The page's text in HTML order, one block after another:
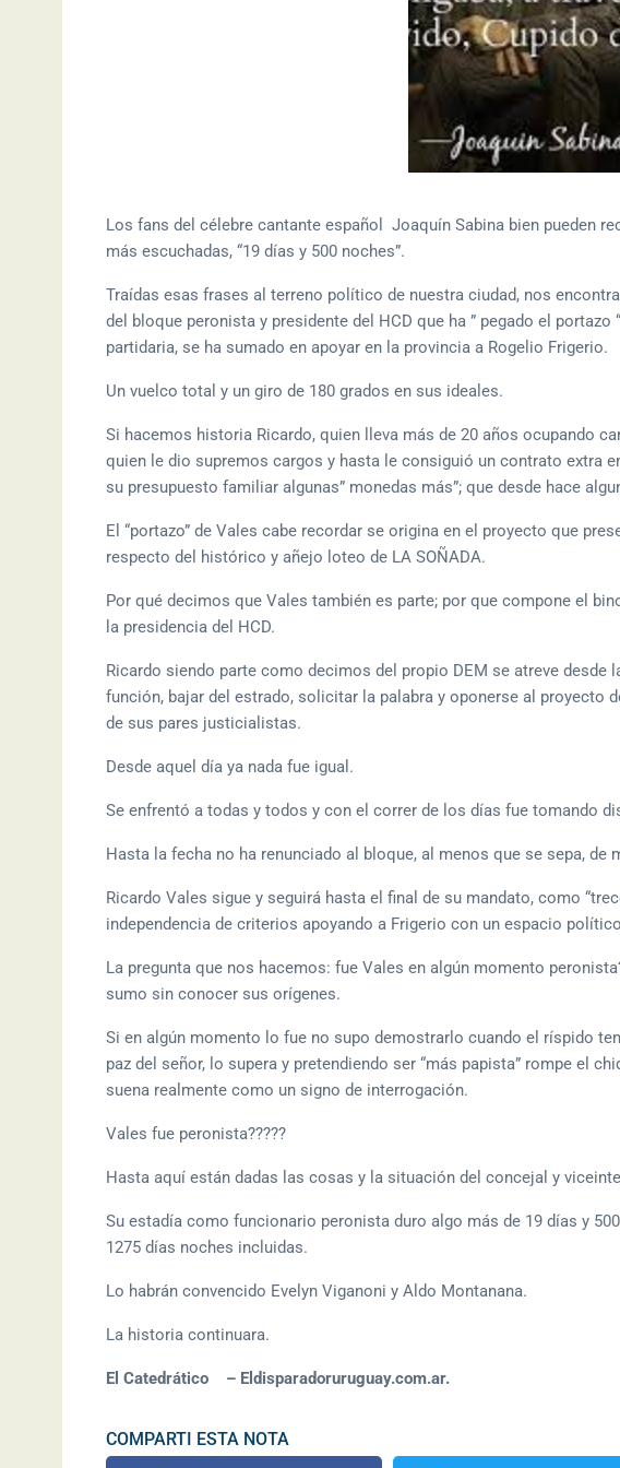
Los fans del célebre cantante español Joaquín Sabina bien pueden
más escuchadas, “19 días y 500 noches”.
Traídas esas frases al terreno político de nuestra ciudad, nos
del bloque peronista y presidente del HCD que ha ” pegado el portazo
partidaria, se ha sumado en apoyar en la provincia a Rogelio Frigerio.
Un vuelco total y un giro de 180 grados en sus ideales.
Si hacemos historia Ricardo, quien lleva más de 20 años ocupando
quien le dio supremos cargos y hasta le consiguió un contrato extra
su presupuesto familiar algunas” monedas más”; que desde hace
El “portazo” de Vales cabe recordar se origina en el proyecto que
respecto del histórico y añejo loteo de LA SOÑADA.
Por qué decimos que Vales también es parte; por que compone el
la presidencia del HCD.
Ricardo siendo parte como decimos del propio DEM se atreve desde
función, bajar del estrado, solicitar la palabra y oponerse al proyecto
de sus pares justicialistas.
Desde aquel día ya nada fue igual.
Se enfrentó a todas y todos y con el correr de los días fue tomando
Hasta la fecha no ha renunciado al bloque, al menos que se sepa, de
Ricardo Vales sigue y seguirá hasta el final de su mandato, como
independencia de criterios apoyando a Frigerio con un espacio
La pregunta que nos hacemos: fue Vales en algún momento
sumo sin conocer sus orígenes.
Si en algún momento lo fue no supo demostrarlo cuando el ríspido
paz del señor, lo supera y pretendiendo ser “más papista” rompe el
suena realmente como un signo de interrogación.
Vales fue peronista?????
Hasta aquí están dadas las cosas y la situación del concejal y
Su estadía como funcionario peronista duro algo más de 19 días y
1275 días noches incluidas.
Lo habrán convencido Evelyn Viganoni y Aldo Montanana.
La historia continuara.
El Catedrático – Eldisparadoruruguay.com.ar.
COMPARTI ESTA NOTA